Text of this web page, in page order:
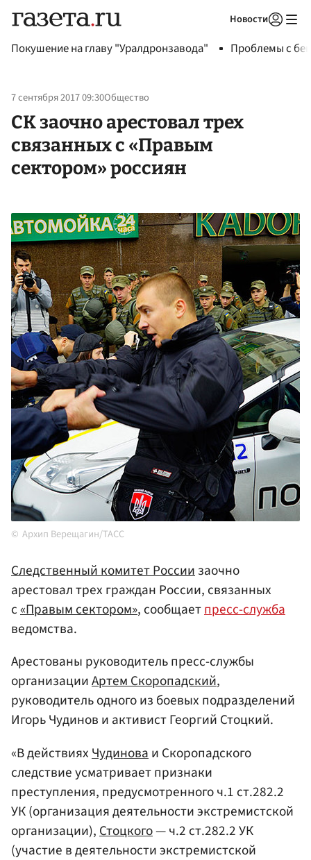
Новости
Покушение на главу "Уралдронзавода" Проблемы с
7 сентября 2017 09:30Общество
СК заочно арестовал трех
связанных с «Правым
сектором» россиян
Архип Верещагин/ТАСС
Следственный комитет Россиизаочно
арестовал трех граждан России, связанных
с«Правым сектором», сообщаетпресс-служба
ведомства.
Арестованы руководитель пресс-службы
организацииАртем Скоропадский,
руководитель одного из боевых подразделений
Игорь Чудинов и активист Георгий Стоцкий.
«В действиях Чудинова и Скоропадского
следствие усматривает признаки
преступления, предусмотренного ч.1 ст.282.2
УК (организация деятельности экстремистской
организации), Стоцкого— ч.2 ст.282.2 УК
(участие в деятельности экстремистской